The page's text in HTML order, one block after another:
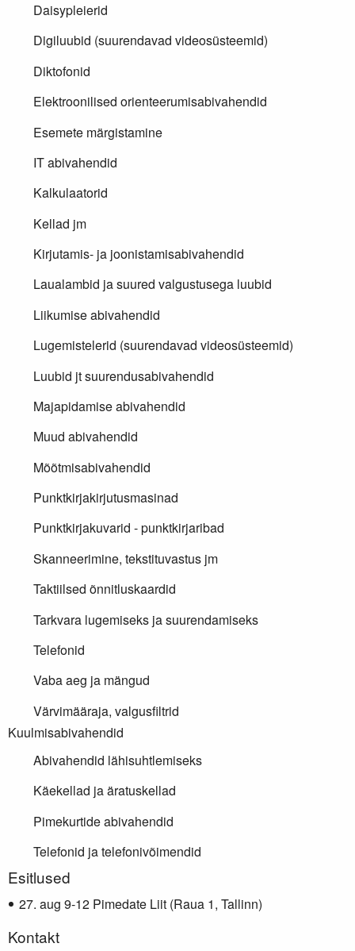
Daisypleierid
Digiluubid (suurendavad videosüsteemid)
Diktofonid
Elektroonilised orienteerumisabivahendid
Esemete märgistamine
IT abivahendid
Kalkulaatorid
Kellad jm
Kirjutamis- ja joonistamisabivahendid
Laualambid ja suured valgustusega luubid
Liikumise abivahendid
Lugemistelerid (suurendavad videosüsteemid)
Luubid jt suurendusabivahendid
Majapidamise abivahendid
Muud abivahendid
Mõõtmisabivahendid
Punktkirjakirjutusmasinad
Punktkirjakuvarid - punktkirjaribad
Skanneerimine, tekstituvastus jm
Taktiilsed õnnitluskaardid
Tarkvara lugemiseks ja suurendamiseks
Telefonid
Vaba aeg ja mängud
Värvimääraja, valgusfiltrid
Kuulmisabivahendid
Abivahendid lähisuhtlemiseks
Käekellad ja äratuskellad
Pimekurtide abivahendid
Telefonid ja telefonivõimendid
Lisainfo
Esitlused
aug 9-12 Pimedate Liit (Raua 1, Tallinn)
Kontakt